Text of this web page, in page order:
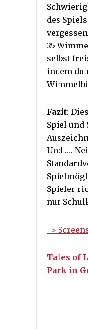
des
25
selbst
indem du
Fazit:
Spiel und
Und ….
Spieler
nur
->
Tales of
Park in